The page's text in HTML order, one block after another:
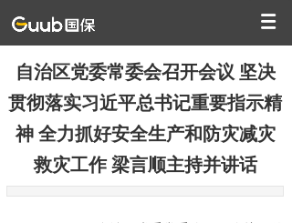
自治区党委常委会召开会议 坚决
贯彻落实习近平总书记重要指示精
神 全力抓好安全生产和防灾减灾
救灾工作 梁言顺主持并讲话